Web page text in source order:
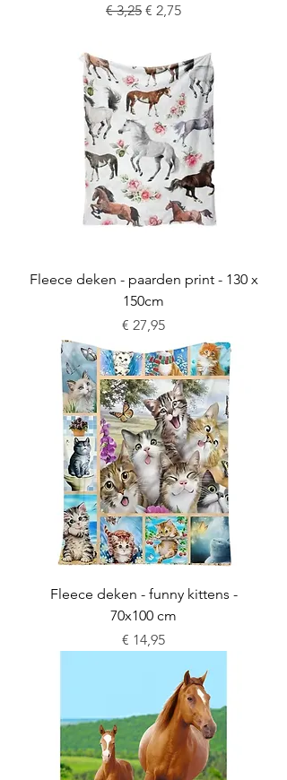
Normale prijs
€ 3,25 Verkoopprijs
€ 2,75
Fleece deken - paarden print - 130 x
150cm
Prijs
€ 27,95
Fleece deken - funny kittens -
70x100 cm
Prijs
€ 14,95